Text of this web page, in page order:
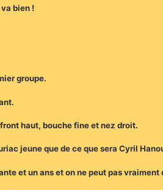
bien !
groupe.
haut, bouche fine et nez droit.
jeune que de ce que sera Cyril
et un ans et on ne peut pas vraiment